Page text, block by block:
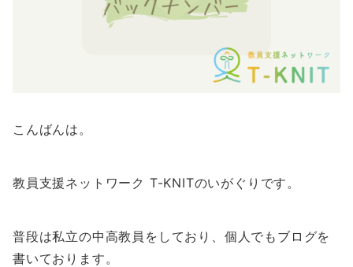
こんばんは。
教員支援ネットワーク T-KNITのいがぐりです。
普段は私立の中高教員をしており、個人でもブログを
書いております。